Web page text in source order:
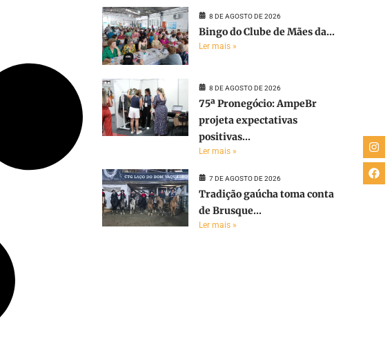
8 DE AGOSTO DE 2026
Bingo do Clube de Mães da...
Ler mais »
8 DE AGOSTO DE 2026
75ª Pronegócio: AmpeBr
projeta expectativas
positivas...
Ler mais »
7 DE AGOSTO DE 2026
Tradição gaúcha toma conta
de Brusque...
Ler mais »